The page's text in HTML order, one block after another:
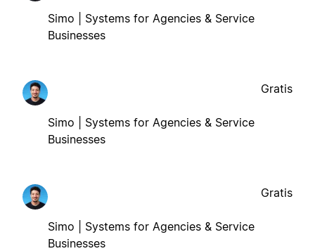
Simo | Systems for Agencies & Service
Businesses
Simo | Systems for Agencies & Service
Businesses
Gratis
Simo | Systems for Agencies & Service
Businesses
Gratis